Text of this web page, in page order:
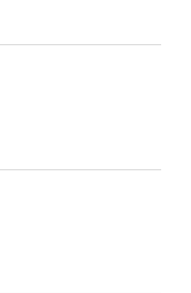
有的出尔反
流产品。
，科研经费
，我们决定
设边研发，
变实验装置
关键技术，